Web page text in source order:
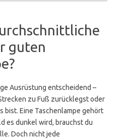
guten
Ausrüstung entscheidend –
zu Fuß zurücklegst oder
bist. Eine Taschenlampe gehört
es dunkel wird, brauchst du
Doch nicht jede